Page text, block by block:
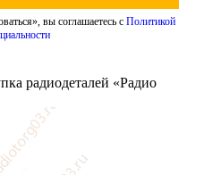
вы соглашаетесь с Политикой
радиодеталей «Радио